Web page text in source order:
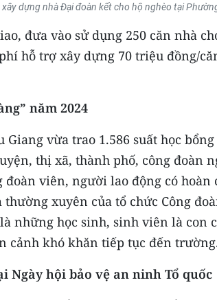
dựng nhà Đại đoàn kết cho hộ nghèo tại
đưa vào sử dụng 250 căn nhà
hỗ trợ xây dựng 70 triệu đồng/
năm 2024
vừa trao 1.586 suất học
thị xã, thành phố, công đoàn
đoàn viên, người lao động có
xuyên của tổ chức Công
những học sinh, sinh viên là con
cảnh khó khăn tiếp tục đến
Ngày hội bảo vệ an ninh Tổ quốc